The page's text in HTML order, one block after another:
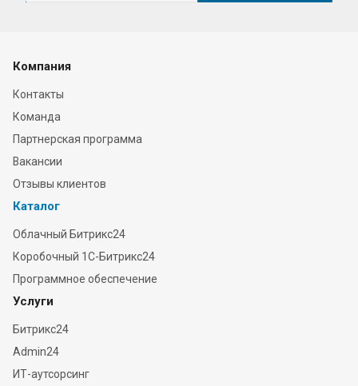
Компания
Контакты
Команда
Партнерская программа
Вакансии
Отзывы клиентов
Каталог
Облачный Битрикс24
Коробочный 1С-Битрикс24
Программное обеспечение
Услуги
Битрикс24
Admin24
ИТ-аутсорсинг